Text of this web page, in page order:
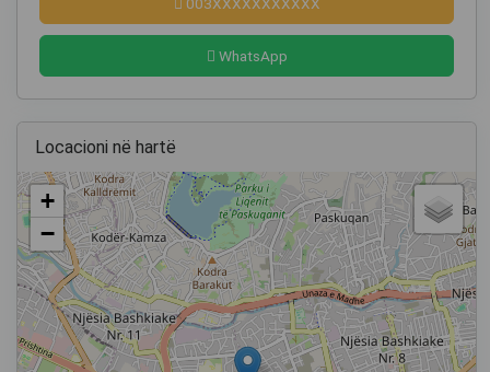
WhatsApp
Locacioni në hartë
+
−